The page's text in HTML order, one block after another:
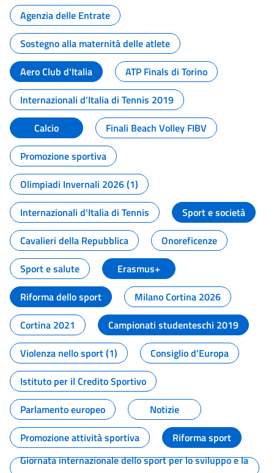
Agenzia delle Entrate
Sostegno alla maternità delle atlete
Aero Club d'Italia
ATP Finals di Torino
Internazionali d'Italia di Tennis 2019
Calcio
Finali Beach Volley FIBV
Promozione sportiva
Olimpiadi Invernali 2026 (1)
Internazionali d'Italia di Tennis
Sport e società
Cavalieri della Repubblica
Onoreficenze
Sport e salute
Erasmus+
Riforma dello sport
Milano Cortina 2026
Cortina 2021
Campionati studenteschi 2019
Violenza nello sport (1)
Consiglio d'Europa
Istituto per il Credito Sportivo
Parlamento europeo
Notizie
Promozione attività sportiva
Riforma sport
Giornata internazionale dello sport per lo sviluppo e la